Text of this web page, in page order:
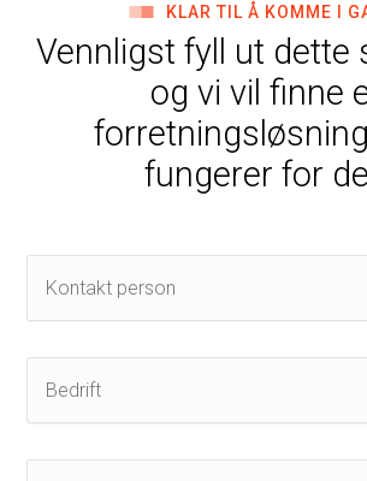
KLAR TIL Å KOMME I
Vennligst fyll ut dette
og vi vil finne
fungerer for